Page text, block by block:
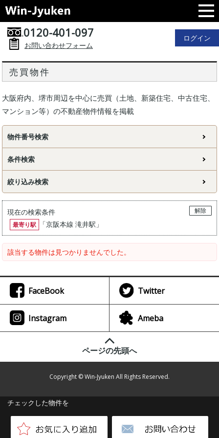
0120-401-097
お問い合わせフォーム
ログイン
売買物件
大阪府内、堺市周辺を中心に売買（土地、新築住宅、中古住宅、
マンション等）の不動産物件情報を掲載
物件番号検索
条件検索
絞り込み検索
現在の検索条件
解除
最寄り駅
「京阪本線 滝井駅 」
該当する物件は見つかりませんでした。
チェックした物件を
FaceBook Twitter
Instagram Ameba
ページの先頭へ
Copyright © Win-Jyuken All Rights Reserved.